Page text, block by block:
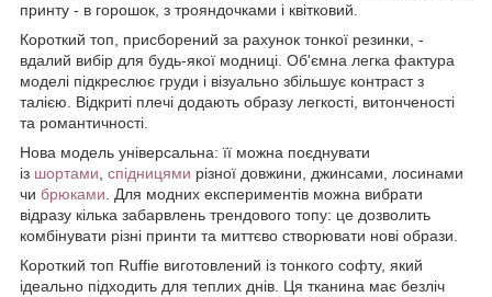
принту - в горошок, з трояндочками і квітковий.
Короткий топ, присборений за рахунок тонкої резинки, -
вдалий вибір для будь-якої модниці. Об'ємна легка фактура
моделі підкреслює груди і візуально збільшує контраст з
талією. Відкриті плечі додають образу легкості, витонченості
та романтичності.
Нова модель універсальна: її можна поєднувати
із шортами, спідницями різної довжини, джинсами, лосинами
чи брюками. Для модних експериментів можна вибрати
відразу кілька забарвлень трендового топу: це дозволить
комбінувати різні принти та миттєво створювати нові образи.
Короткий топ Ruffie виготовлений із тонкого софту, який
ідеально підходить для теплих днів. Ця тканина має безліч